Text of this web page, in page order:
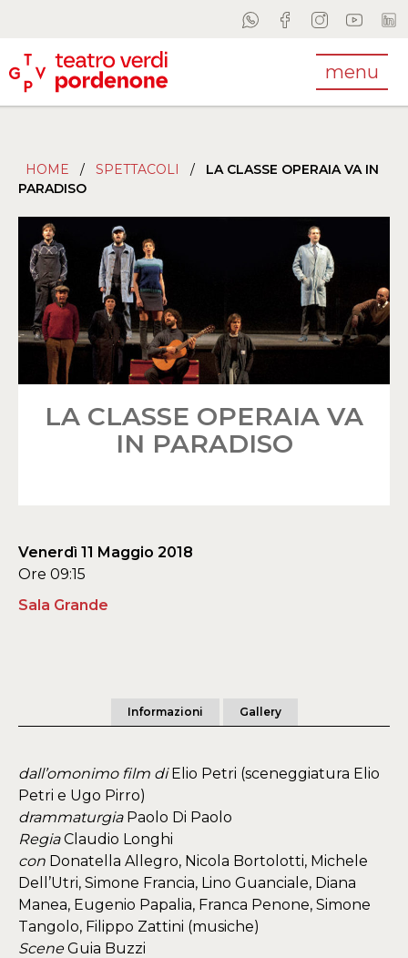
menu
HOME / SPETTACOLI /
LA CLASSE OPERAIA VA IN
PARADISO
LA CLASSE OPERAIA VA
IN PARADISO
Venerdì 11 Maggio 2018
Ore 09:15
Sala Grande
Informazioni Gallery
dall’omonimo film diElio Petri (sceneggiatura Elio
Petri e Ugo Pirro)
drammaturgiaPaolo Di Paolo
RegiaClaudio Longhi
con Donatella Allegro, Nicola Bortolotti, Michele
Dell’Utri, Simone Francia, Lino Guanciale, Diana
Manea, Eugenio Papalia, Franca Penone, Simone
Tangolo, Filippo Zattini (musiche)​
SceneGuia Buzzi